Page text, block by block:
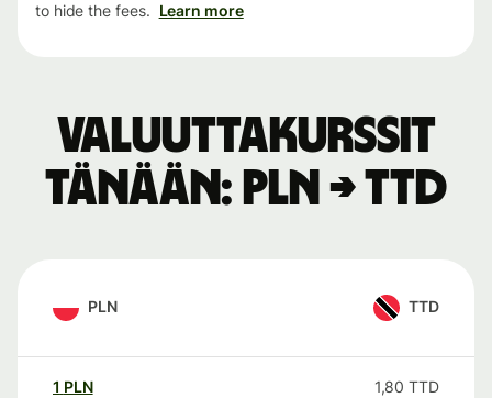
to hide the fees. Learn more
Valuuttakurssit
tänään: PLN → TTD
PLN TTD
1 PLN 1,80 TTD